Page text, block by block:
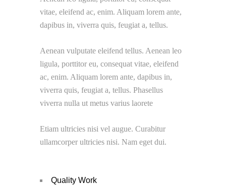
Quality Work
vitae, eleifend ac, enim. Aliquam lorem ante,
dapibus in, viverra quis, feugiat a, tellus.
Aenean vulputate eleifend tellus. Aenean leo
ligula, porttitor eu, consequat vitae, eleifend
ac, enim. Aliquam lorem ante, dapibus in,
viverra quis, feugiat a, tellus. Phasellus
viverra nulla ut metus varius laorete
Etiam ultricies nisi vel augue. Curabitur
ullamcorper ultricies nisi. Nam eget dui.